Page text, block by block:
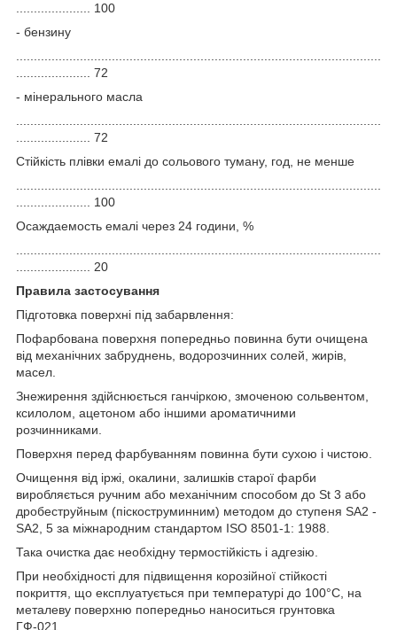
..................... 100
- бензину
..................... 72
- мінерального масла
..................... 72
Стійкість плівки емалі до сольового туману, год, не менше
..................... 100
Осаждаемость емалі через 24 години, %
..................... 20
Правила застосування
Підготовка поверхні під забарвлення:
Пофарбована поверхня попередньо повинна бути очищена
від механічних забруднень, водорозчинних солей, жирів,
масел.
Знежирення здійснюється ганчіркою, змоченою сольвентом,
ксилолом, ацетоном або іншими ароматичними
розчинниками.
Поверхня перед фарбуванням повинна бути сухою і чистою.
Очищення від іржі, окалини, залишків старої фарби
виробляється ручним або механічним способом до St 3 або
дробеструйным (піскоструминним) методом до ступеня SA2 -
SA2, 5 за міжнародним стандартом ISO 8501-1: 1988.
Така очистка дає необхідну термостійкість і адгезію.
При необхідності для підвищення корозійної стійкості
покриття, що експлуатується при температурі до 100°С, на
металеву поверхню попередньо наноситься грунтовка
ГФ-021.